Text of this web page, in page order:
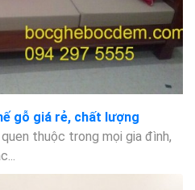
gỗ giá rẻ, chất lượng
thuộc trong mọi gia đình,